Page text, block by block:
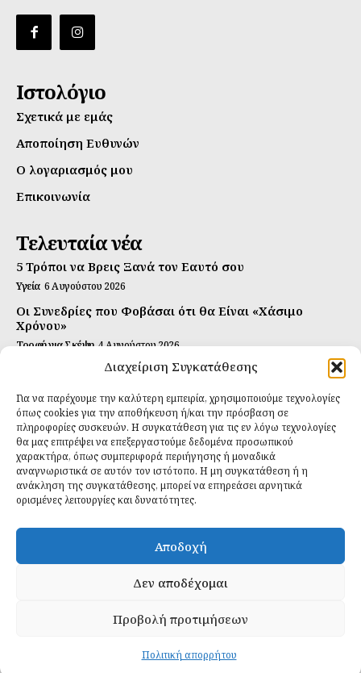
Διαχείριση Συγκατάθεσης
Για να παρέχουμε την καλύτερη εμπειρία, χρησιμοποιούμε τεχνολογίες
όπως cookies για την αποθήκευση ή/και την πρόσβαση σε
πληροφορίες συσκευών. Η συγκατάθεση για τις εν λόγω τεχνολογίες
θα μας επιτρέψει να επεξεργαστούμε δεδομένα προσωπικού
χαρακτήρα, όπως συμπεριφορά περιήγησης ή μοναδικά
αναγνωριστικά σε αυτόν τον ιστότοπο. Η μη συγκατάθεση ή η
ανάκληση της συγκατάθεσης, μπορεί να επηρεάσει αρνητικά
ορισμένες λειτουργίες και δυνατότητες.
Αποδοχή
Δεν αποδέχομαι
Προβολή προτιμήσεων
Πολιτική απορρήτου
Ιστολόγιο
Σχετικά με εμάς
Αποποίηση Ευθυνών
Ο λογαριασμός μου
Επικοινωνία
Τελευταία νέα
5 Τρόποι να Βρεις Ξανά τον Εαυτό σου
Υγεία 6 Αυγούστου 2026
Οι Συνεδρίες που Φοβάσαι ότι θα Είναι «Χάσιμο
Χρόνου»
Τροφή για Σκέψη 4 Αυγούστου 2026
Αυτή Είναι η Συνταγή για Τέλεια Κομπούτσα
Ιδανικές Τροφές 26 Ιουλίου 2026
Εγγραφείτε
ΕΓΓΡΑΦΉ
Έχω διαβάσει και δέχομαι τηνπολιτική απορρήτου
Creative.